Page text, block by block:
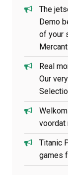
The
Demo
of your
Real
Our
voordat
Titanic
games